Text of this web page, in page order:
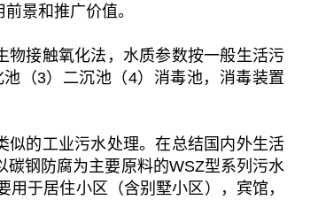
景和推广价值。
接触氧化法，水质参数按一般生活污
（3）二沉池（4）消毒池，消毒装置
似的工业污水处理。在总结国内外生活
钢防腐为主要原料的WSZ型系列污水
于居住小区（含别墅小区），宾馆，